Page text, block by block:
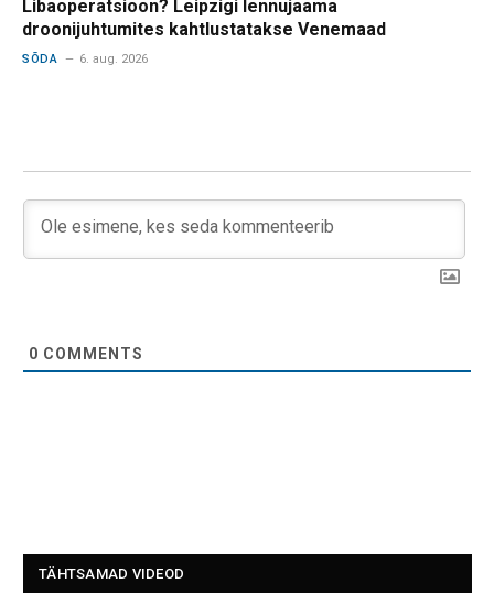
Libaoperatsioon? Leipzigi lennujaama
droonijuhtumites kahtlustatakse Venemaad
SÕDA 6. aug. 2026
0 COMMENTS
TÄHTSAMAD VIDEOD